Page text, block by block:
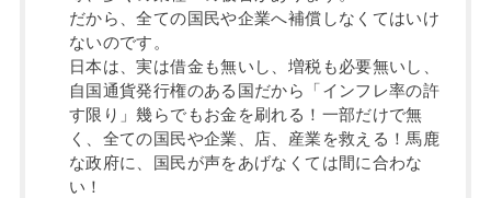
だから、全ての国民や企業へ補償しなくてはいけ
ないのです。
日本は、実は借金も無いし、増税も必要無いし、
自国通貨発行権のある国だから「インフレ率の許
す限り」幾らでもお金を刷れる！一部だけで無
く、全ての国民や企業、店、産業を救える！馬鹿
な政府に、国民が声をあげなくては間に合わな
い！